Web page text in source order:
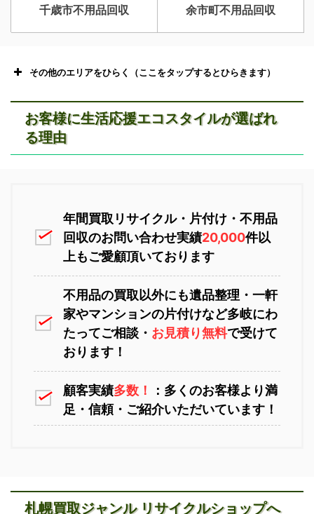
千歳市不用品回収 余市町不用品回収
その他のエリアをひらく（ここをタップするとひらきます）
苫小牧不用品回収 室蘭不用品回収
お客様に生活応援エコスタイルが選ばれ
る理由
年間買取リサイクル・片付け・不用品
回収のお問い合わせ実績20,000件以
上もご愛顧頂いております
不用品の買取以外にも遺品整理・一軒
家やマンションの片付けなど多岐にわ
たってご相談・ お見積り無料で受けて
おります！
顧客実績多数！
：多くのお客様より満
足・信頼・ご紹介いただいています！
札幌買取ジャンル リサイクルショップへ